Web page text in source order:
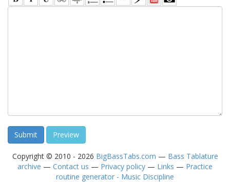
Copyright © 2010 - 2026 BigBassTabs.com — Bass Tablature
archive — Contact us — Privacy policy — Links — Practice
routine generator - Music Discipline